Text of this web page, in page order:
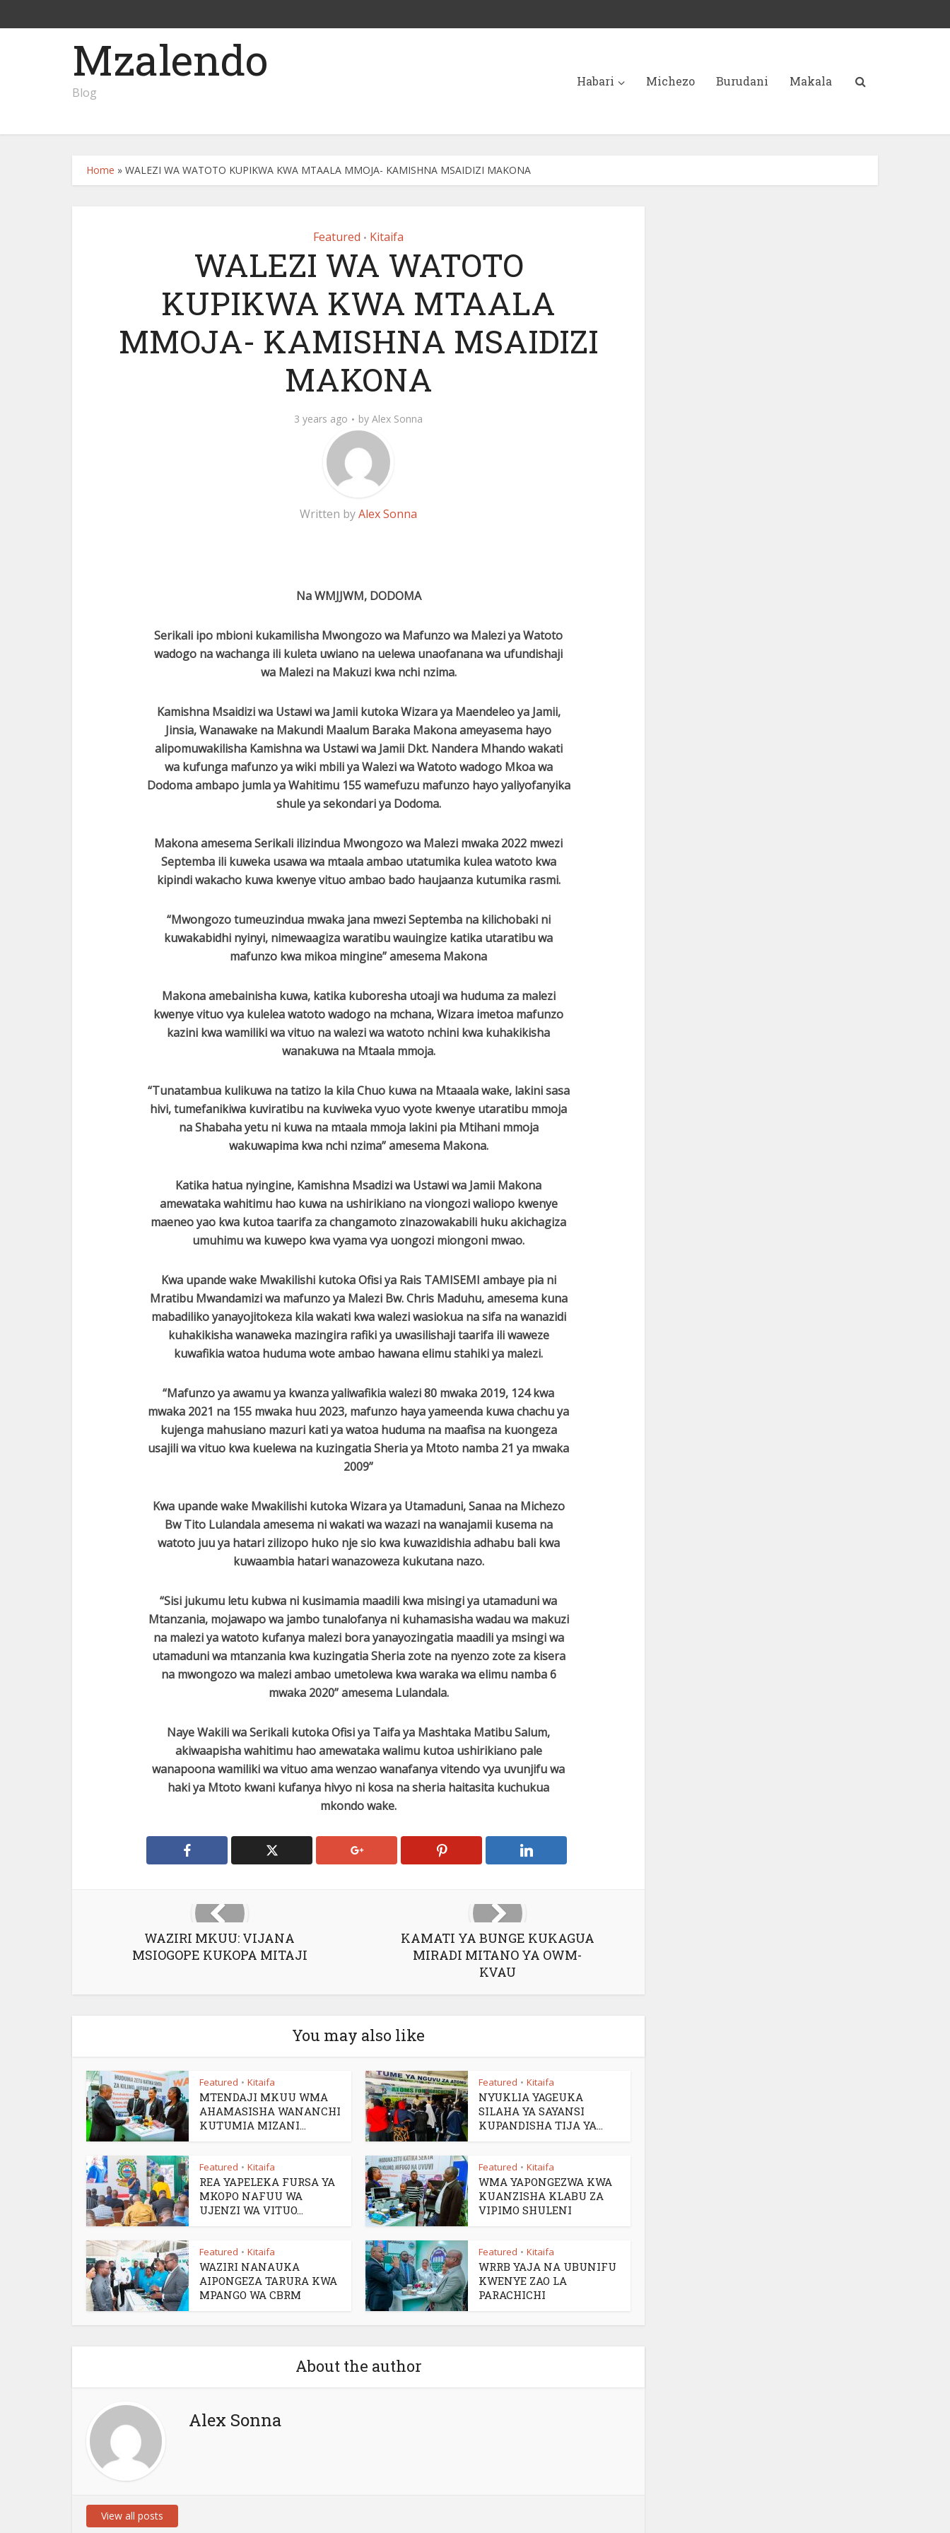
Mzalendo
Blog
Habari Michezo Burudani Makala
Home » WALEZI WA WATOTO KUPIKWA KWA MTAALA MMOJA- KAMISHNA MSAIDIZI MAKONA
Featured • Kitaifa
WALEZI WA WATOTO
KUPIKWA KWA MTAALA
MMOJA- KAMISHNA MSAIDIZI
MAKONA
3 years ago by Alex Sonna
Written byAlex Sonna
Na WMJJWM, DODOMA
Serikali ipo mbioni kukamilisha Mwongozo wa Mafunzo wa Malezi ya Watoto
wadogo na wachanga ili kuleta uwiano na uelewa unaofanana wa ufundishaji
wa Malezi na Makuzi kwa nchi nzima.
Kamishna Msaidizi wa Ustawi wa Jamii kutoka Wizara ya Maendeleo ya Jamii,
Jinsia, Wanawake na Makundi Maalum Baraka Makona ameyasema hayo
alipomuwakilisha Kamishna wa Ustawi wa Jamii Dkt. Nandera Mhando wakati
wa kufunga mafunzo ya wiki mbili ya Walezi wa Watoto wadogo Mkoa wa
Dodoma ambapo jumla ya Wahitimu 155 wamefuzu mafunzo hayo yaliyofanyika
shule ya sekondari ya Dodoma.
Makona amesema Serikali ilizindua Mwongozo wa Malezi mwaka 2022 mwezi
Septemba ili kuweka usawa wa mtaala ambao utatumika kulea watoto kwa
kipindi wakacho kuwa kwenye vituo ambao bado haujaanza kutumika rasmi.
“Mwongozo tumeuzindua mwaka jana mwezi Septemba na kilichobaki ni
kuwakabidhi nyinyi, nimewaagiza waratibu wauingize katika utaratibu wa
mafunzo kwa mikoa mingine” amesema Makona
Makona amebainisha kuwa, katika kuboresha utoaji wa huduma za malezi
kwenye vituo vya kulelea watoto wadogo na mchana, Wizara imetoa mafunzo
kazini kwa wamiliki wa vituo na walezi wa watoto nchini kwa kuhakikisha
wanakuwa na Mtaala mmoja.
“Tunatambua kulikuwa na tatizo la kila Chuo kuwa na Mtaaala wake, lakini sasa
hivi, tumefanikiwa kuviratibu na kuviweka vyuo vyote kwenye utaratibu mmoja
na Shabaha yetu ni kuwa na mtaala mmoja lakini pia Mtihani mmoja
wakuwapima kwa nchi nzima” amesema Makona.
Katika hatua nyingine, Kamishna Msadizi wa Ustawi wa Jamii Makona
amewataka wahitimu hao kuwa na ushirikiano na viongozi waliopo kwenye
maeneo yao kwa kutoa taarifa za changamoto zinazowakabili huku akichagiza
umuhimu wa kuwepo kwa vyama vya uongozi miongoni mwao.
Kwa upande wake Mwakilishi kutoka Ofisi ya Rais TAMISEMI ambaye pia ni
Mratibu Mwandamizi wa mafunzo ya Malezi Bw. Chris Maduhu, amesema kuna
mabadiliko yanayojitokeza kila wakati kwa walezi wasiokua na sifa na wanazidi
kuhakikisha wanaweka mazingira rafiki ya uwasilishaji taarifa ili waweze
kuwafikia watoa huduma wote ambao hawana elimu stahiki ya malezi.
“Mafunzo ya awamu ya kwanza yaliwafikia walezi 80 mwaka 2019, 124 kwa
mwaka 2021 na 155 mwaka huu 2023, mafunzo haya yameenda kuwa chachu ya
kujenga mahusiano mazuri kati ya watoa huduma na maafisa na kuongeza
usajili wa vituo kwa kuelewa na kuzingatia Sheria ya Mtoto namba 21 ya mwaka
2009”
Kwa upande wake Mwakilishi kutoka Wizara ya Utamaduni, Sanaa na Michezo
Bw Tito Lulandala amesema ni wakati wa wazazi na wanajamii kusema na
watoto juu ya hatari zilizopo huko nje sio kwa kuwazidishia adhabu bali kwa
kuwaambia hatari wanazoweza kukutana nazo.
“Sisi jukumu letu kubwa ni kusimamia maadili kwa misingi ya utamaduni wa
Mtanzania, mojawapo wa jambo tunalofanya ni kuhamasisha wadau wa makuzi
na malezi ya watoto kufanya malezi bora yanayozingatia maadili ya msingi wa
utamaduni wa mtanzania kwa kuzingatia Sheria zote na nyenzo zote za kisera
na mwongozo wa malezi ambao umetolewa kwa waraka wa elimu namba 6
mwaka 2020” amesema Lulandala.
Naye Wakili wa Serikali kutoka Ofisi ya Taifa ya Mashtaka Matibu Salum,
akiwaapisha wahitimu hao amewataka walimu kutoa ushirikiano pale
wanapoona wamiliki wa vituo ama wenzao wanafanya vitendo vya uvunjifu wa
haki ya Mtoto kwani kufanya hivyo ni kosa na sheria haitasita kuchukua
mkondo wake.
WAZIRI MKUU: VIJANA
MSIOGOPE KUKOPA MITAJI
KAMATI YA BUNGE KUKAGUA
MIRADI MITANO YA OWM-
KVAU
You may also like
Featured • Kitaifa
MTENDAJI MKUU WMA
AHAMASISHA WANANCHI
KUTUMIA MIZANI...
Featured • Kitaifa
NYUKLIA YAGEUKA
SILAHA YA SAYANSI
KUPANDISHA TIJA YA...
Featured • Kitaifa
REA YAPELEKA FURSA YA
MKOPO NAFUU WA
UJENZI WA VITUO...
Featured • Kitaifa
WMA YAPONGEZWA KWA
KUANZISHA KLABU ZA
VIPIMO SHULENI
Featured • Kitaifa
WAZIRI NANAUKA
AIPONGEZA TARURA KWA
MPANGO WA CBRM
Featured • Kitaifa
WRRB YAJA NA UBUNIFU
KWENYE ZAO LA
PARACHICHI
About the author
Alex Sonna
View all posts